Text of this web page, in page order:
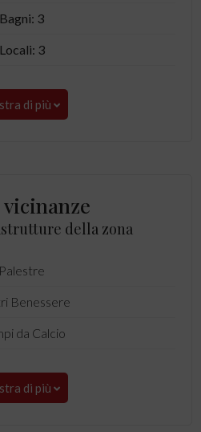
Bagni: 3
Locali: 3
di più
vicinanze
della zona
Palestre
Benessere
da Calcio
di più